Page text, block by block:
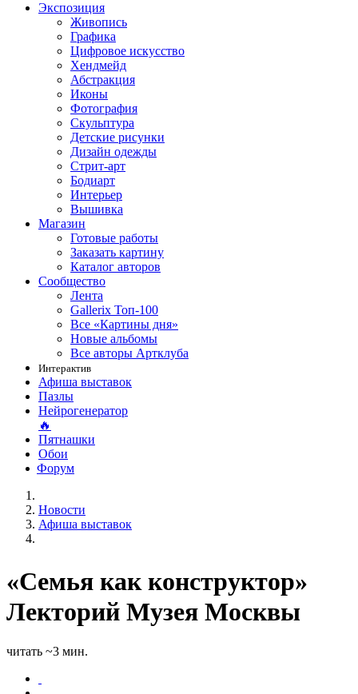
Экспозиция
Живопись
Графика
Цифровое искусство
Хендмейд
Абстракция
Иконы
Фотография
Скульптура
Детские рисунки
Дизайн одежды
Стрит-арт
Бодиарт
Интерьер
Вышивка
Магазин
Готовые работы
Заказать картину
Каталог авторов
Сообщество
Лента
Gallerix Топ-100
Все «Картины дня»
Новые альбомы
Все авторы Артклуба
Интерактив
Афиша выставок
Пазлы
Нейрогенератор
🔥
Пятнашки
Обои
Форум
Новости
Афиша выставок
«Семья как конструктор»
Лекторий Музея Москвы
читать ~3 мин.